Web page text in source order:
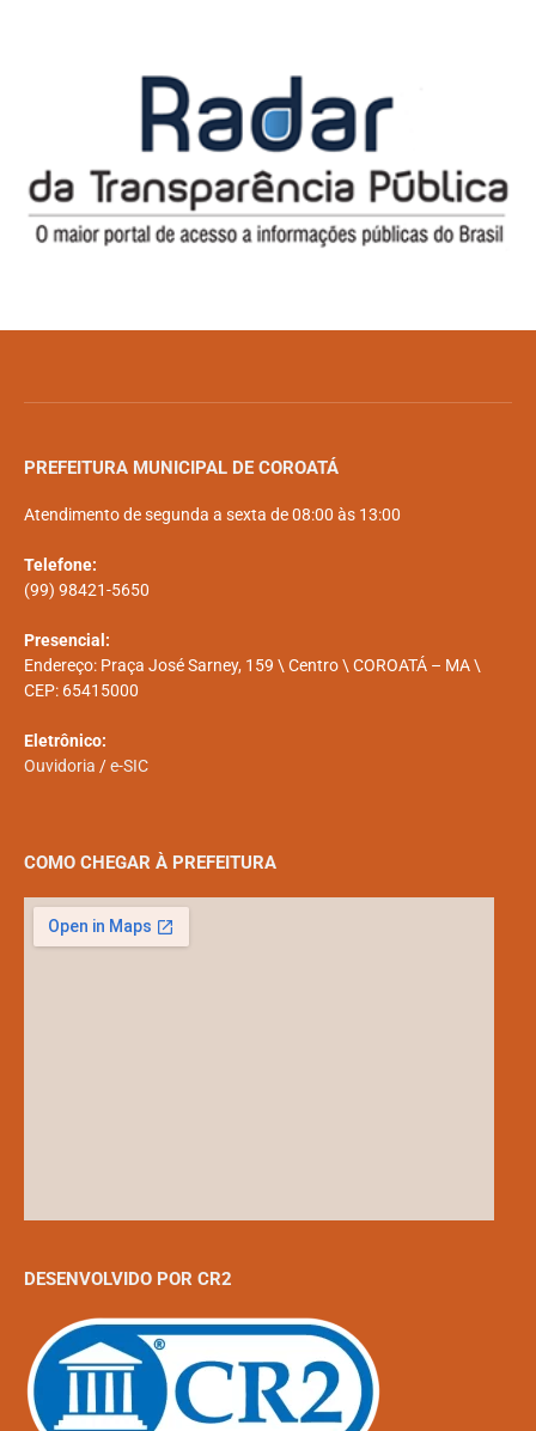
PREFEITURA MUNICIPAL DE COROATÁ
Atendimento de segunda a sexta de 08:00 às 13:00
Telefone:
(99) 98421-5650
Presencial:
Endereço: Praça José Sarney, 159 \ Centro \ COROATÁ – MA \
CEP: 65415000
Eletrônico:
Ouvidoria /e-SIC
COMO CHEGAR À PREFEITURA
DESENVOLVIDO POR CR2